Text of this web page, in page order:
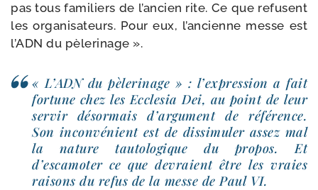
pas tous fami­liers de l’ancien rite. Ce que refusent
les orga­ni­sa­teurs. Pour eux, l’ancienne messe est
l’ADN du pèlerinage ».
« L’ADN du pèle­ri­nage » : l’expression a fait
for­tune chez les Ecclesia Dei, au point de leur
ser­vir désor­mais d’argument de réfé­rence.
Son incon­vé­nient est de dis­si­mu­ler assez mal
la nature tau­to­lo­gique du pro­pos. Et
d’escamoter ce que devraient être les vraies
rai­sons du refus de la messe de Paul VI.